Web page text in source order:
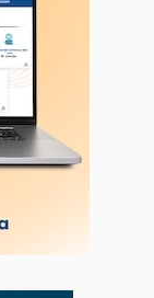
vous nous
d'audience